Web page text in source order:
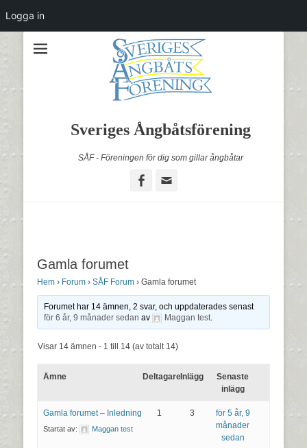
Sveriges Ångbåtsförening
SÅF - Föreningen för dig som gillar ångbåtar
Facebook
Gamla forumet
Hem › Forum › SÅF Forum › Gamla forumet
Forumet har 14 ämnen, 2 svar, och uppdaterades senast
för 6 år, 9 månader sedan av Maggan test.
Visar 14 ämnen - 1 till 14 (av totalt 14)
Ämne DeltagareInlägg
Senaste
inlägg
Gamla forumet – Inledning
Startat av: Maggan test
1 3
för 5 år, 9
månader
sedan
Logga in